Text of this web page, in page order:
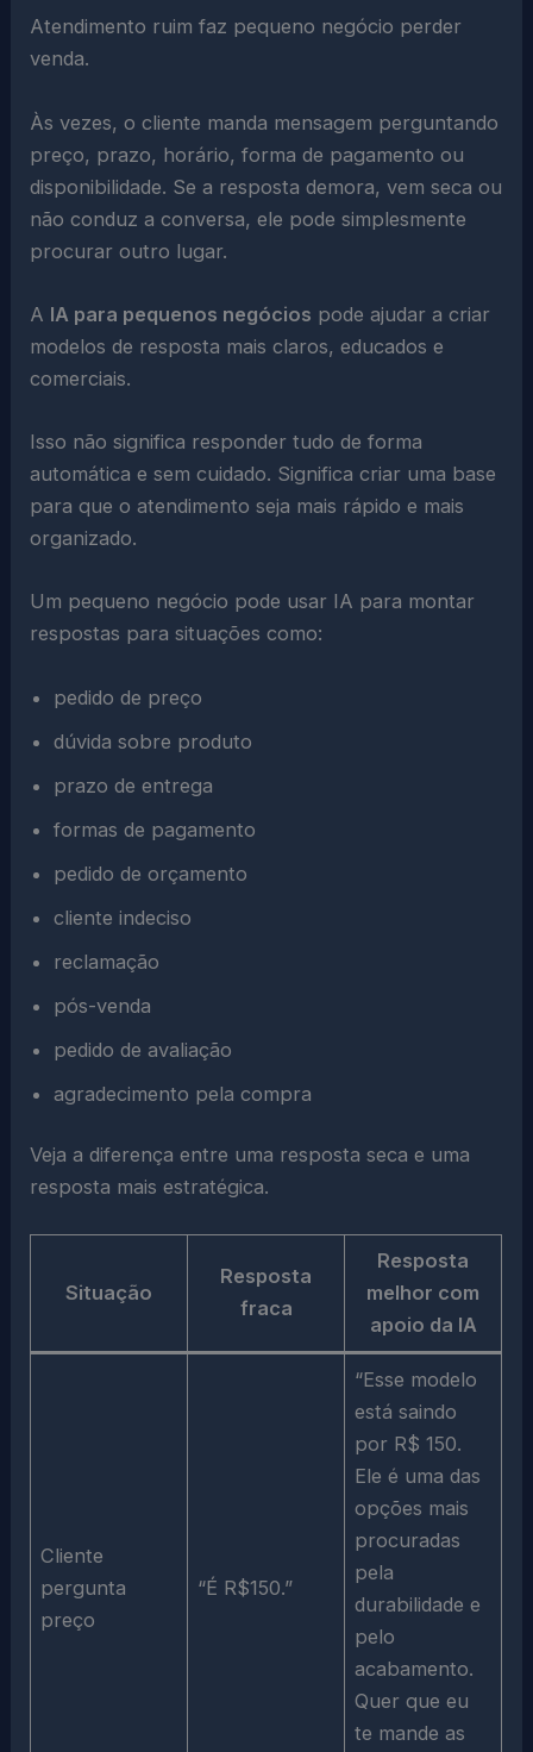
Atendimento ruim faz pequeno negócio perder
venda.
Às vezes, o cliente manda mensagem perguntando
preço, prazo, horário, forma de pagamento ou
disponibilidade. Se a resposta demora, vem seca ou
não conduz a conversa, ele pode simplesmente
procurar outro lugar.
A IA para pequenos negócios pode ajudar a criar
modelos de resposta mais claros, educados e
comerciais.
Isso não significa responder tudo de forma
automática e sem cuidado. Significa criar uma base
para que o atendimento seja mais rápido e mais
organizado.
Um pequeno negócio pode usar IA para montar
respostas para situações como:
pedido de preço
dúvida sobre produto
prazo de entrega
formas de pagamento
pedido de orçamento
cliente indeciso
reclamação
pós-venda
pedido de avaliação
agradecimento pela compra
Veja a diferença entre uma resposta seca e uma
resposta mais estratégica.
Situação
Resposta
fraca
Resposta
melhor com
apoio da IA
Cliente
pergunta
preço
“É R$150.”
“Esse modelo
está saindo
por R$ 150.
Ele é uma das
opções mais
procuradas
pela
durabilidade e
pelo
acabamento.
Quer que eu
te mande as